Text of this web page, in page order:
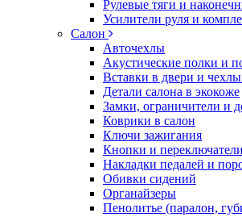
Рулевые тяги и
Усилители руля и
Салон
Авточехлы
Акустические полки и
Вставки в двери и
Детали салона в экокоже
Замки, ограничители и
Коврики в салон
Ключи зажигания
Кнопки и переключатели
Накладки педалей и
Обивки сидений
Органайзеры
Пенолитье (паралон,